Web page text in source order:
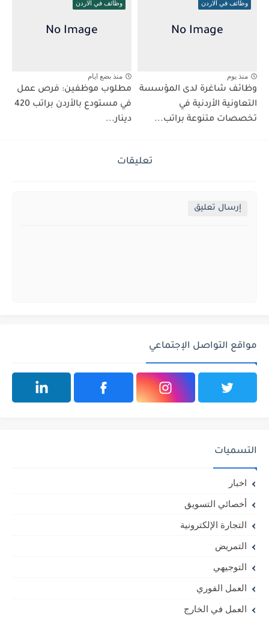
وظائف في الاردن
منذ يوم
وظائف شاغرة لدى المؤسسة
التعاونية الأردنية في
تخصصات متنوعة براتب...
وظائف في الاردن
منذ بضع ايام
مطلوب موظفين: فرص عمل
في مستودع بالأردن براتب 420
دينار...
تعليقات
إرسال تعليق
مواقع التواصل الإجتماعي
التسميات
اخبار
أخصائي التسويق
التجارة الإلكترونية
التمريض
التوجيهي
العمل الفوري
العمل في الخارج